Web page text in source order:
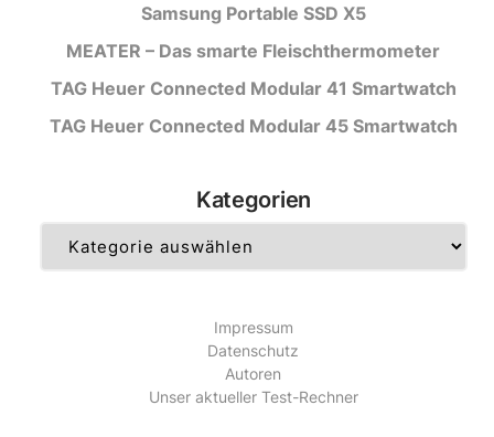
Samsung Portable SSD X5
MEATER – Das smarte Fleischthermometer
TAG Heuer Connected Modular 41 Smartwatch
TAG Heuer Connected Modular 45 Smartwatch
Kategorien
Impressum
Datenschutz
Autoren
Unser aktueller Test-Rechner